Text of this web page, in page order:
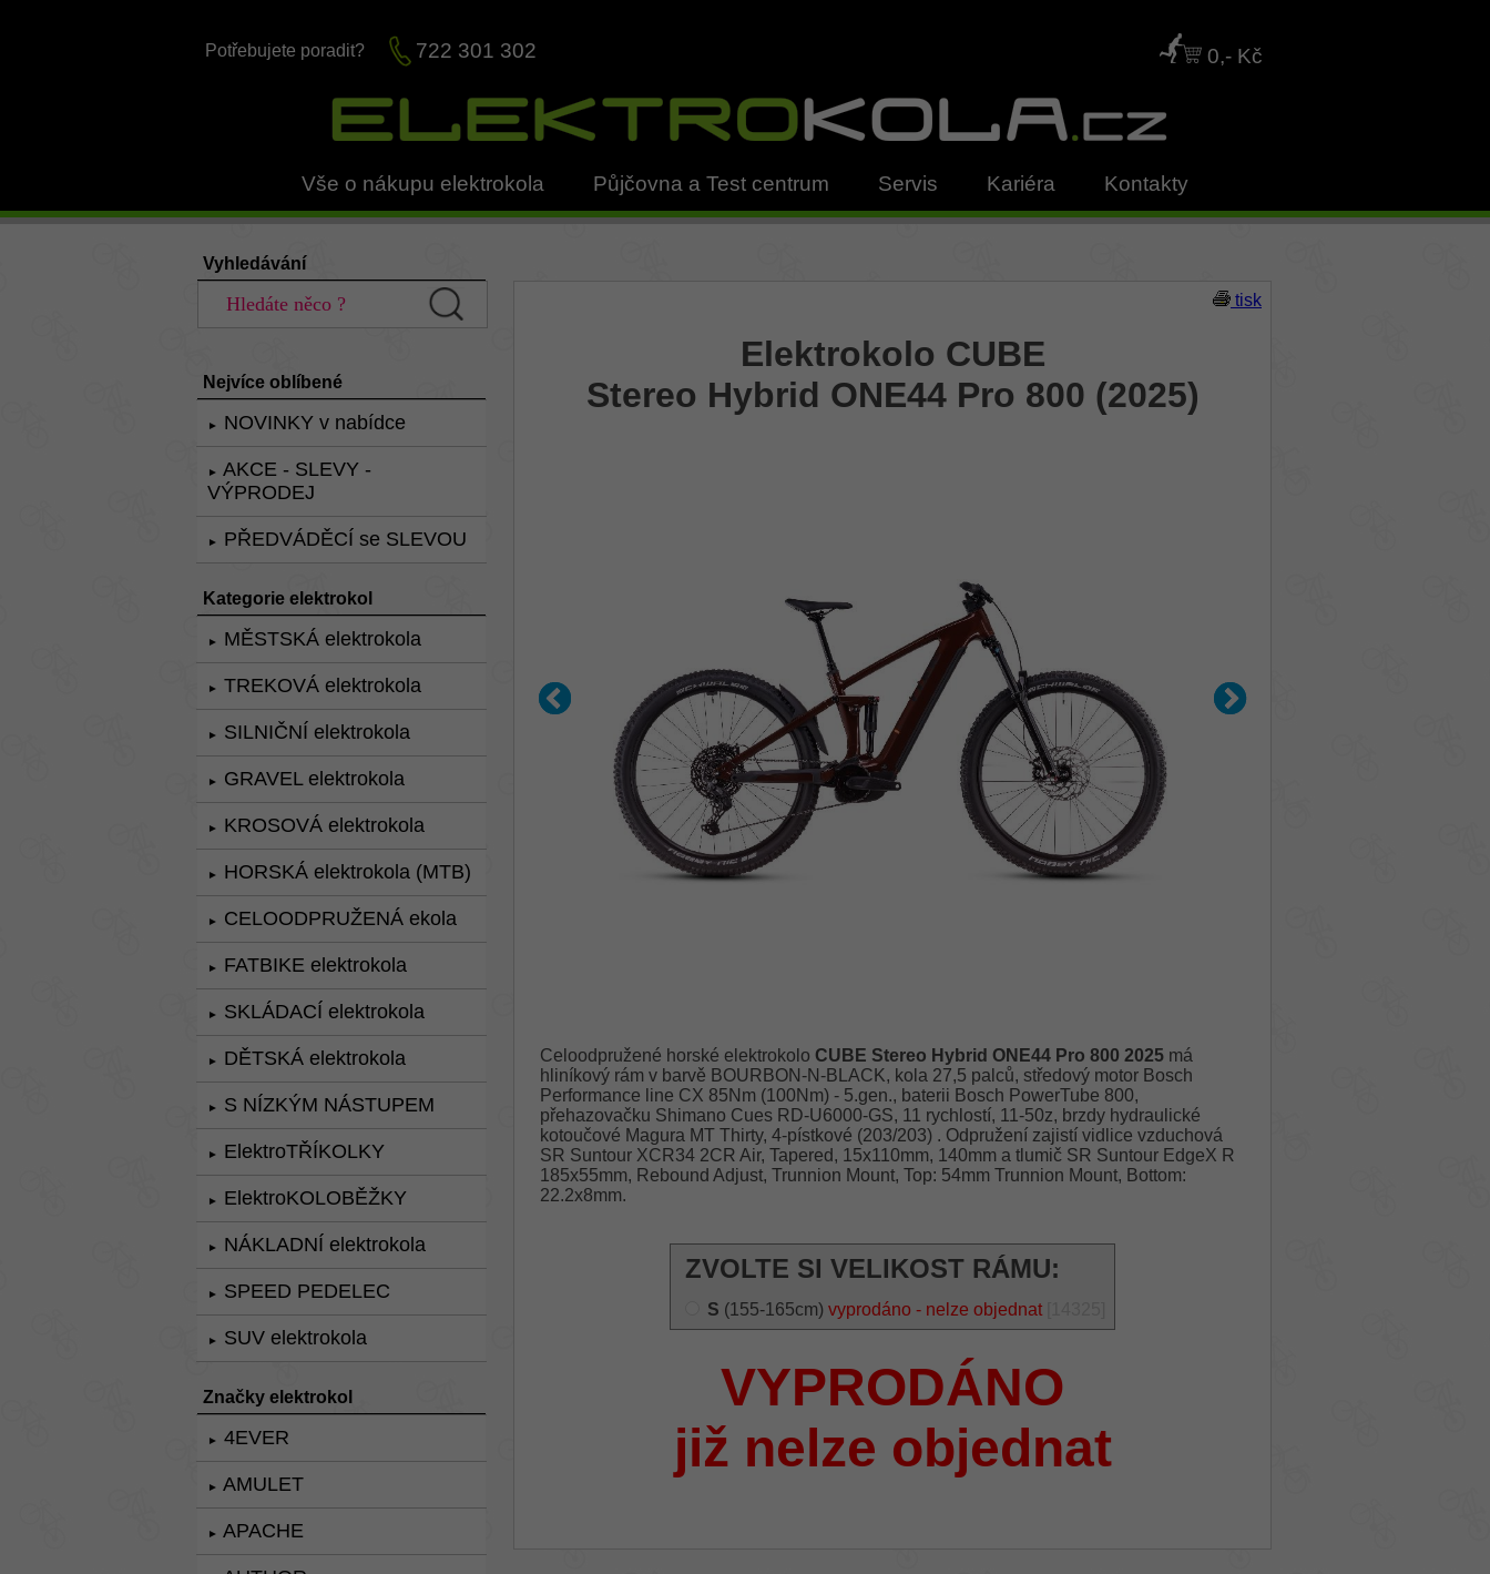
Potřebujete poradit? 722 301 302 0,- Kč
Vše o nákupu elektrokola Půjčovna a Test centrum Servis Kariéra Kontakty
Vyhledávání
Nejvíce oblíbené
► NOVINKY v nabídce
►
AKCE - SLEVY -
VÝPRODEJ
► PŘEDVÁDĚCÍ se SLEVOU
Kategorie elektrokol
► MĚSTSKÁ elektrokola
► TREKOVÁ elektrokola
► SILNIČNÍ elektrokola
► GRAVEL elektrokola
► KROSOVÁ elektrokola
► HORSKÁ elektrokola (MTB)
► CELOODPRUŽENÁ ekola
► FATBIKE elektrokola
► SKLÁDACÍ elektrokola
► DĚTSKÁ elektrokola
► S NÍZKÝM NÁSTUPEM
► ElektroTŘÍKOLKY
► ElektroKOLOBĚŽKY
► NÁKLADNÍ elektrokola
► SPEED PEDELEC
► SUV elektrokola
Značky elektrokol
► 4EVER
► AMULET
► APACHE
tisk
Elektrokolo CUBE
Stereo Hybrid ONE44 Pro 800 (2025)
Celoodpružené horské elektrokolo CUBE Stereo Hybrid ONE44 Pro 800 2025má
hliníkový rám v barvě BOURBON-N-BLACK, kola 27,5 palců, středový motor Bosch
Performance line CX 85Nm (100Nm) - 5.gen., baterii Bosch PowerTube 800,
přehazovačku Shimano Cues RD-U6000-GS, 11 rychlostí, 11-50z, brzdy hydraulické
kotoučové Magura MT Thirty, 4-pístkové (203/203) . Odpružení zajistí vidlice vzduchová
SR Suntour XCR34 2CR Air, Tapered, 15x110mm, 140mm a tlumič SR Suntour EdgeX R
185x55mm, Rebound Adjust, Trunnion Mount, Top: 54mm Trunnion Mount, Bottom:
22.2x8mm.
ZVOLTE SI VELIKOST RÁMU:
S (155-165cm) vyprodáno - nelze objednat
VYPRODÁNO
již nelze objednat